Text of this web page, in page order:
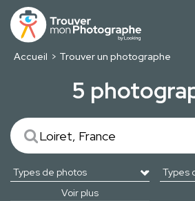
Accueil Trouver un photographe
5
Voir plus